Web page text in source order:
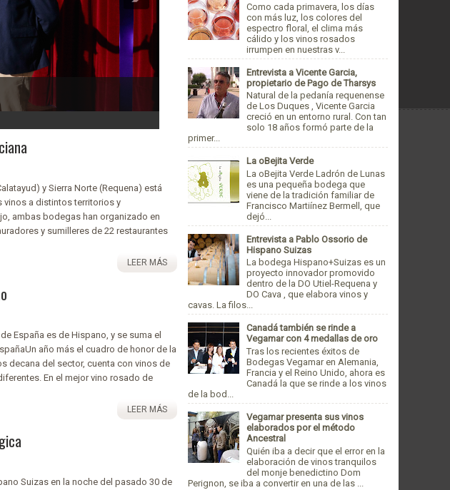
Bassus Finca Casilla Herrera de Hispano Suizas, mejor tinto de
y Sierra Norte (Requena) está
a distintos territorios y
ambas bodegas han organizado en
y sumilleres de 22 restaurantes
LEER MÁS
España es de Hispano, y se suma el
año más el cuadro de honor de la
decana del sector, cuenta con vinos de
En el mejor vino rosado de
LEER MÁS
Suizas en la noche del pasado 30 de
Como cada primavera, los días
con más luz, los colores del
espectro floral, el clima más
cálido y los vinos rosados
irrumpen en nuestras v...
Entrevista a Vicente Garcia,
propietario de Pago de Tharsys
Natural de la pedanía requenense
de Los Duques , Vicente Garcia
creció en un entorno rural. Con tan
solo 18 años formó parte de la
primer...
La oBejita Verde
La oBejita Verde Ladrón de Lunas
es una pequeña bodega que
viene de la tradición familiar de
Francisco Martiínez Bermell, que
dejó...
Entrevista a Pablo Ossorio de
Hispano Suizas
La bodega Hispano+Suizas es un
proyecto innovador promovido
dentro de la DO Utiel-Requena y
DO Cava , que elabora vinos y
cavas. La filos...
Canadá también se rinde a
Vegamar con 4 medallas de oro
Tras los recientes éxitos de
Bodegas Vegamar en Alemania,
Francia y el Reino Unido, ahora es
Canadá la que se rinde a los vinos
de la bod...
Vegamar presenta sus vinos
elaborados por el método
Ancestral
Quién iba a decir que el error en la
elaboración de vinos tranquilos
del monje benedictino Dom
Perignon, se iba a convertir en una de las ...